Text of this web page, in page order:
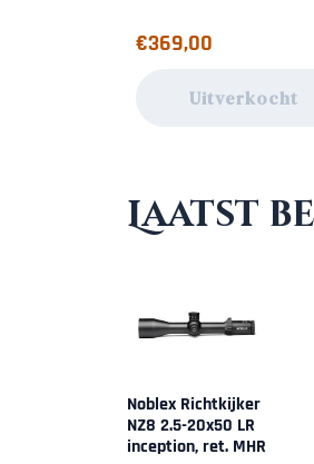
Prijs: 369,00
€369,00
Uitverkocht
Laatst
Noblex Richtkijker
NZ8 2.5-20x50 LR
inception, ret. MHR